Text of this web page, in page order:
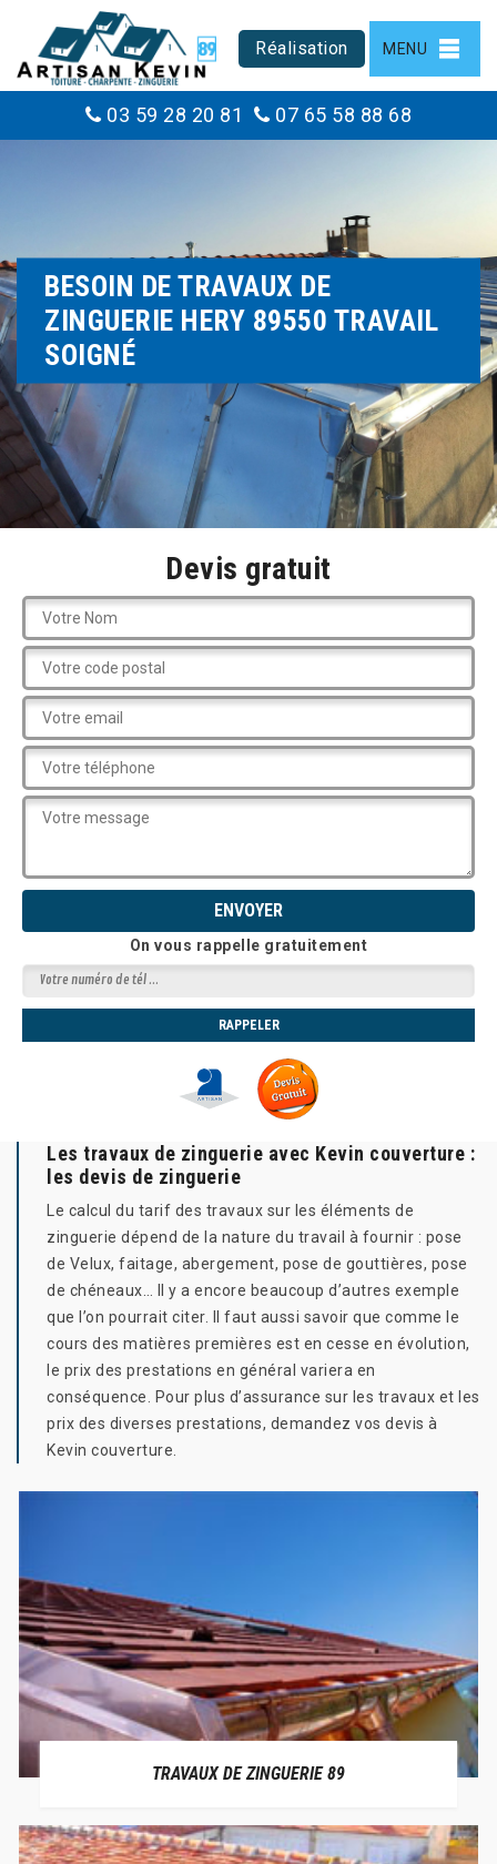
Réalisation MENU
03 59 28 20 81 07 65 58 88 68
BESOIN DE TRAVAUX DE
ZINGUERIE HERY 89550 TRAVAIL
SOIGNÉ
Devis gratuit
On vous rappelle gratuitement
Les travaux de zinguerie avec Kevin couverture :
les devis de zinguerie
Le calcul du tarif des travaux sur les éléments de
zinguerie dépend de la nature du travail à fournir : pose
de Velux, faitage, abergement, pose de gouttières, pose
de chéneaux… Il y a encore beaucoup d’autres exemple
que l’on pourrait citer. Il faut aussi savoir que comme le
cours des matières premières est en cesse en évolution,
le prix des prestations en général variera en
conséquence. Pour plus d’assurance sur les travaux et les
prix des diverses prestations, demandez vos devis à
Kevin couverture.
TRAVAUX DE ZINGUERIE 89